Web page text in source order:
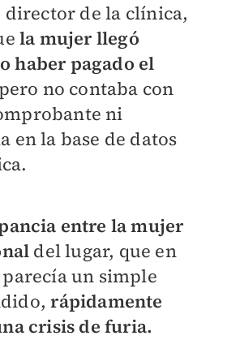
director de la clínica,
la mujer llegó
haber pagado el
no contaba con
ni
en la base de datos
entre la mujer
del lugar, que en
un simple
rápidamente
crisis de furia.